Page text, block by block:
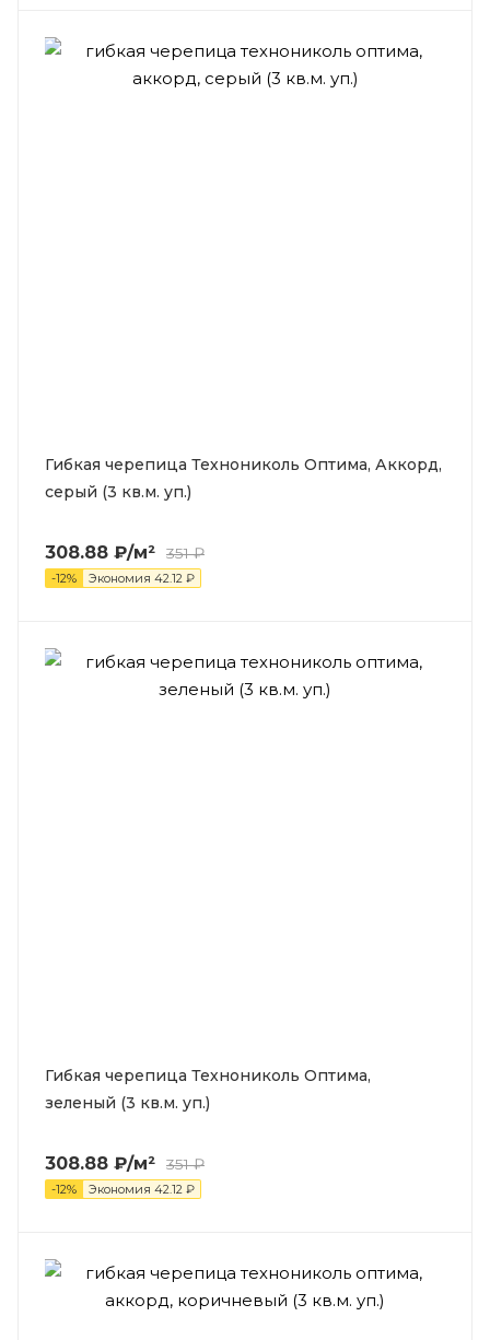
Гибкая черепица Технониколь Оптима, Аккорд,
серый (3 кв.м. уп.)
308.88 ₽/м² 351₽
-12% Экономия 42.12 ₽
Гибкая черепица Технониколь Оптима,
зеленый (3 кв.м. уп.)
308.88 ₽/м² 351₽
-12% Экономия 42.12 ₽